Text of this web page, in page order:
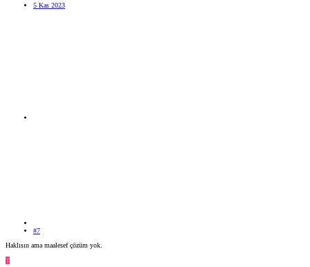
5 Kas 2023
#7
Haklısın ama maalesef çözüm yok.
T